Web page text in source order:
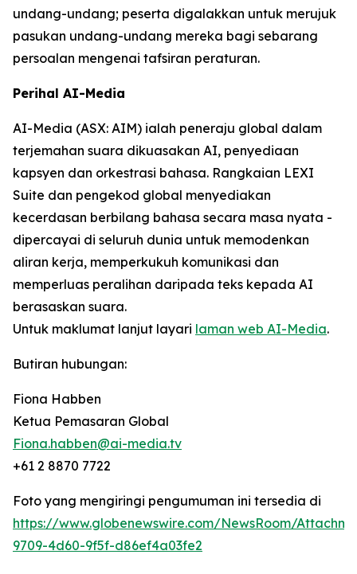
undang-undang; peserta digalakkan untuk merujuk
pasukan undang-undang mereka bagi sebarang
persoalan mengenai tafsiran peraturan.
Perihal AI-Media
AI-Media (ASX: AIM) ialah peneraju global dalam
terjemahan suara dikuasakan AI, penyediaan
kapsyen dan orkestrasi bahasa. Rangkaian LEXI
Suite dan pengekod global menyediakan
kecerdasan berbilang bahasa secara masa nyata -
dipercayai di seluruh dunia untuk memodenkan
aliran kerja, memperkukuh komunikasi dan
memperluas peralihan daripada teks kepada AI
berasaskan suara.
Untuk maklumat lanjut layari laman web AI-Media.
Butiran hubungan:
Fiona Habben
Ketua Pemasaran Global
Fiona.habben@ai-media.tv
+61 2 8870 7722
Foto yang mengiringi pengumuman ini tersedia di
https://www.globenewswire.com/NewsRoom/
9709-4d60-9f5f-d86ef4a03fe2